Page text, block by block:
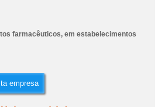
farmacêuticos, em estabelecimentos
empresa